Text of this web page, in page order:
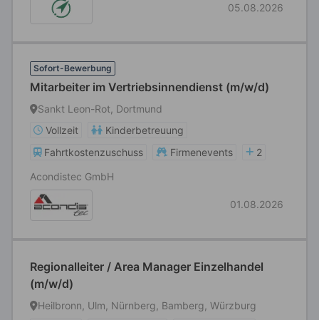
05.08.2026
Sofort-Bewerbung
Mitarbeiter im Vertriebsinnendienst (m/w/d)
Sankt Leon-Rot, Dortmund
Vollzeit
Kinderbetreuung
Fahrtkostenzuschuss
Firmenevents
2
Acondistec GmbH
01.08.2026
Regionalleiter / Area Manager Einzelhandel
(m/w/d)
Heilbronn, Ulm, Nürnberg, Bamberg, Würzburg